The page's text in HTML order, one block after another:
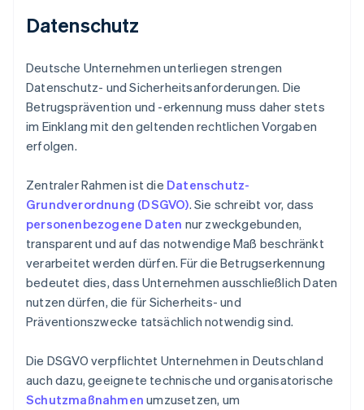
Datenschutz
Deutsche Unternehmen unterliegen strengen
Datenschutz- und Sicherheitsanforderungen. Die
Betrugsprävention und -erkennung muss daher stets
im Einklang mit den geltenden rechtlichen Vorgaben
erfolgen.
Zentraler Rahmen ist die Datenschutz-
Grundverordnung (DSGVO). Sie schreibt vor, dass
personenbezogene Daten nur zweckgebunden,
transparent und auf das notwendige Maß beschränkt
verarbeitet werden dürfen. Für die Betrugserkennung
bedeutet dies, dass Unternehmen ausschließlich Daten
nutzen dürfen, die für Sicherheits- und
Präventionszwecke tatsächlich notwendig sind.
Die DSGVO verpflichtet Unternehmen in Deutschland
auch dazu, geeignete technische und organisatorische
Schutzmaßnahmen umzusetzen, um